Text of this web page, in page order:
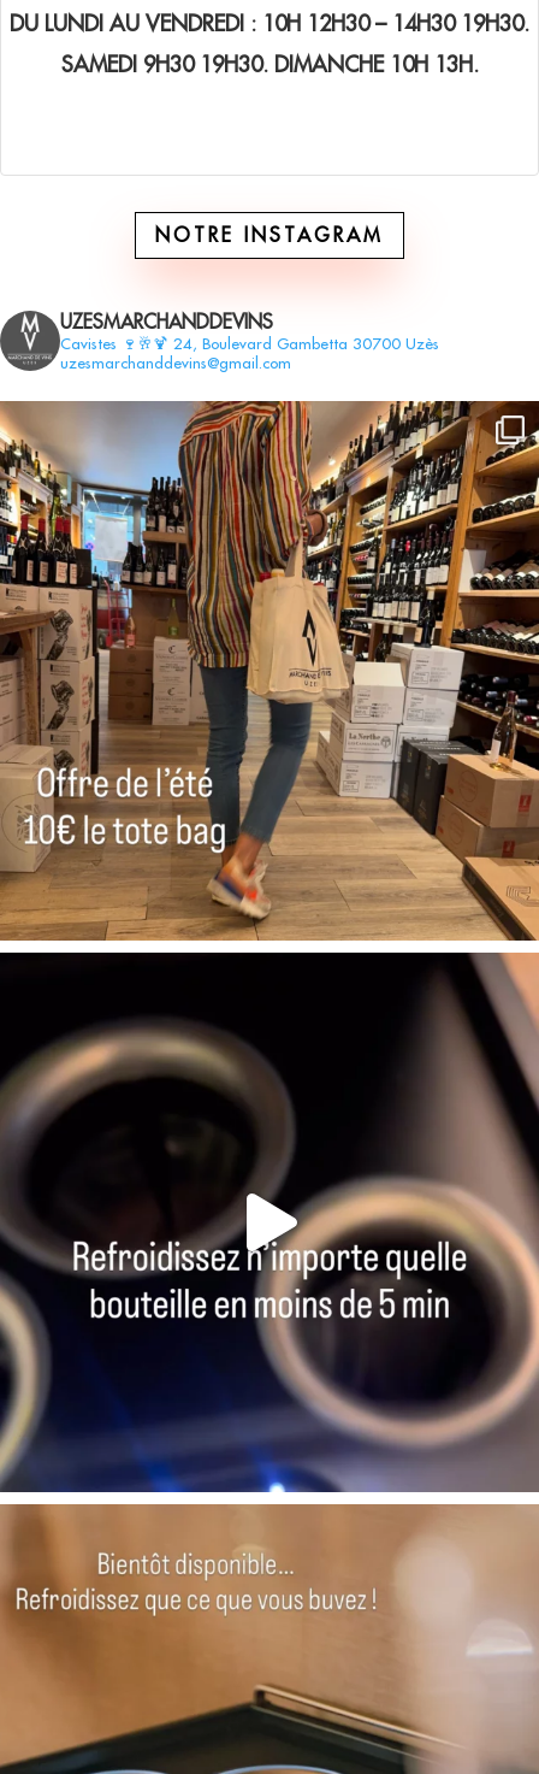
DU LUNDI AU VENDREDI : 10H 12H30 – 14H30 19H30.
SAMEDI 9H30 19H30. DIMANCHE 10H 13H.
NOTRE INSTAGRAM
UZESMARCHANDDEVINS
Cavistes 🍷🥂🍹 24, Boulevard Gambetta 30700 Uzès
uzesmarchanddevins@gmail.com